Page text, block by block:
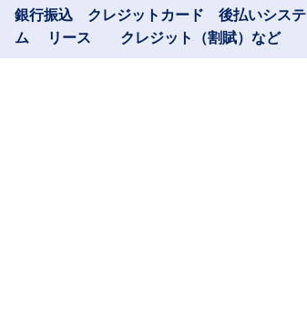
銀行振込 クレジットカード 後払いシステ
ム リース クレジット（割賦）など